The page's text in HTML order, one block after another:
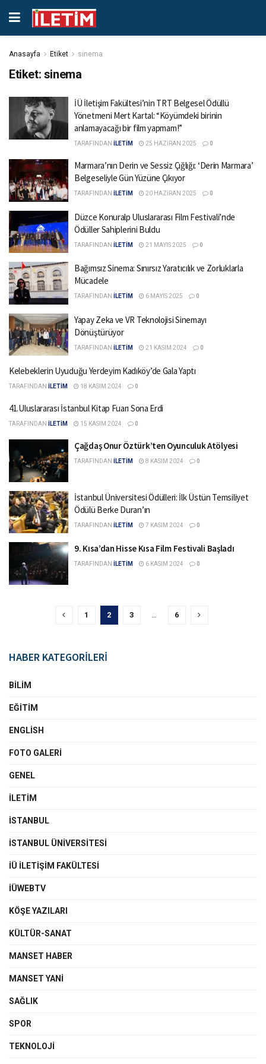
Anasayfa Etiket sinema
Etiket: sinema
İÜ İletişim Fakültesi’nin TRT Belgesel Ödüllü
Yönetmeni Mert Kartal: “Köyümdeki birinin
anlamayacağı bir film yapmam!”
TARAFINDAN İLETİM 25 HAZIRAN 2025 0
Marmara’nın Derin ve Sessiz Çığlığı: ‘Derin Marmara’
Belgeseliyle Gün Yüzüne Çıkıyor
TARAFINDAN İLETİM 20 HAZIRAN 2025 0
Düzce Konuralp Uluslararası Film Festivali’nde
Ödüller Sahiplerini Buldu
TARAFINDAN İLETİM 21 MAYIS 2025 0
Bağımsız Sinema: Sınırsız Yaratıcılık ve Zorluklarla
Mücadele
TARAFINDAN İLETİM 6 MAYIS 2025 0
Yapay Zeka ve VR Teknolojisi Sinemayı
Dönüştürüyor
TARAFINDAN İLETİM 21 KASIM 2024 0
Kelebeklerin Uyuduğu Yerdeyim Kadıköy’de Gala Yaptı
TARAFINDAN İLETİM 18 KASIM 2024 0
41.Uluslararası İstanbul Kitap Fuarı Sona Erdi
TARAFINDAN İLETİM 15 KASIM 2024 0
Çağdaş Onur Öztürk’ten Oyunculuk Atölyesi
TARAFINDAN İLETİM 8 KASIM 2024 0
İstanbul Üniversitesi Ödülleri: İlk Üstün Temsiliyet
Ödülü Berke Duran’ın
TARAFINDAN İLETİM 7 KASIM 2024 0
9. Kısa’dan Hisse Kısa Film Festivali Başladı
TARAFINDAN İLETİM 6 KASIM 2024 0
1 2 3 6
HABER KATEGORİLERİ
BILIM
EĞITIM
ENGLISH
FOTO GALERI
GENEL
İLETIM
İSTANBUL
İSTANBUL ÜNIVERSITESI
İÜ İLETIŞIM FAKÜLTESI
İÜWEBTV
KÖŞE YAZILARI
KÜLTÜR-SANAT
MANSET HABER
MANSET YANI
SAĞLIK
SPOR
TEKNOLOJI